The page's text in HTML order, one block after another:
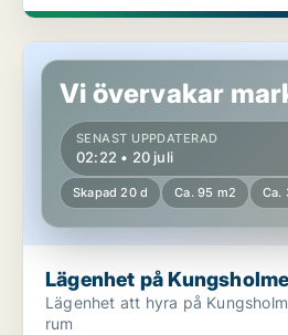
Lägenhet på Kungsholmen
Vi övervakar
SENAST UPPDATERAD
02:22 • 20 juli
Skapad 20 d Ca. 95 m2 Ca.
Lägenhet på
Lägenhet att hyra på Kungsholmen Bostaden
rum